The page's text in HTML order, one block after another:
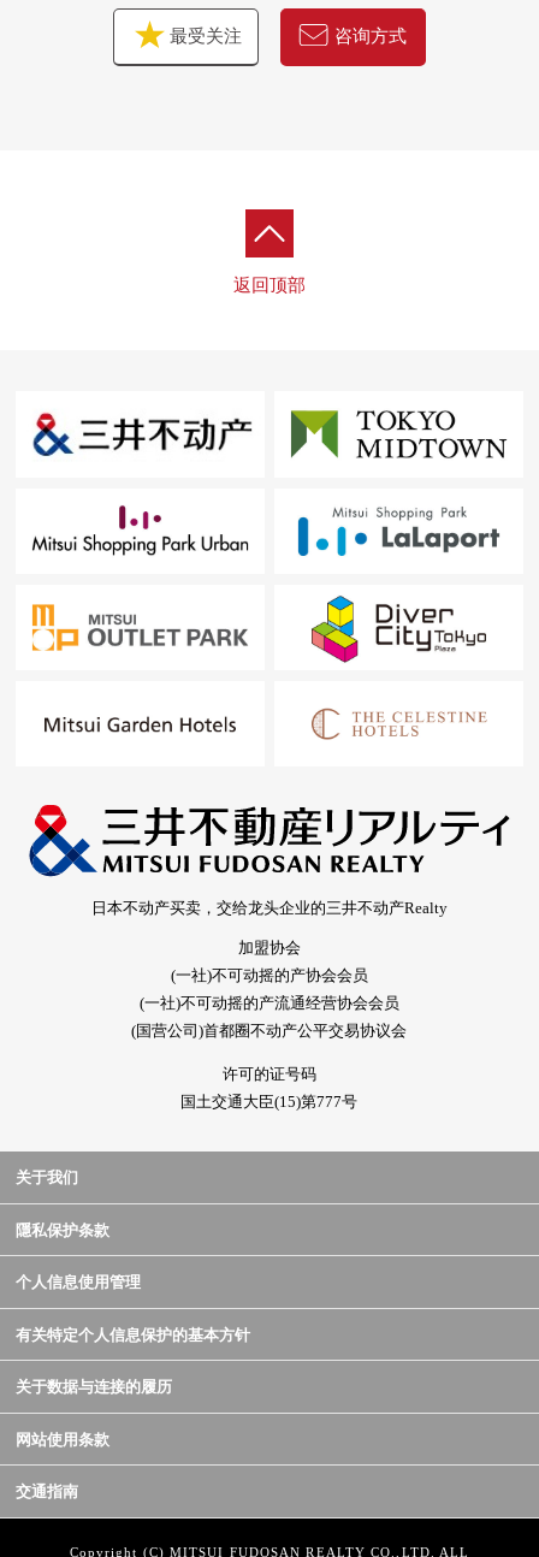
最受关注 咨询方式
返回顶部
日本不动产买卖，交给龙头企业的三井不动产Realty
加盟协会
(一社)不可动摇的产协会会员
(一社)不可动摇的产流通经营协会会员
(国营公司)首都圈不动产公平交易协议会
许可的证号码
国土交通大臣(15)第777号
关于我们
隱私保护条款
个人信息使用管理
有关特定个人信息保护的基本方针
关于数据与连接的履历
网站使用条款
交通指南
Copyright (C) MITSUI FUDOSAN REALTY CO.,LTD. ALL